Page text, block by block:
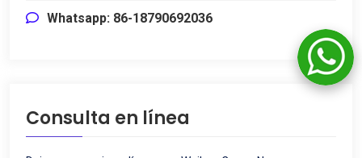
Whatsapp: 86-18790692036
Consulta en línea